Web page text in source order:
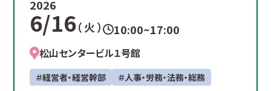
2026
6/16（ 火 ） 10:00~17:00
松山センタービル１号館
＃経営者・経営幹部 ＃人事・労務・法務・総務